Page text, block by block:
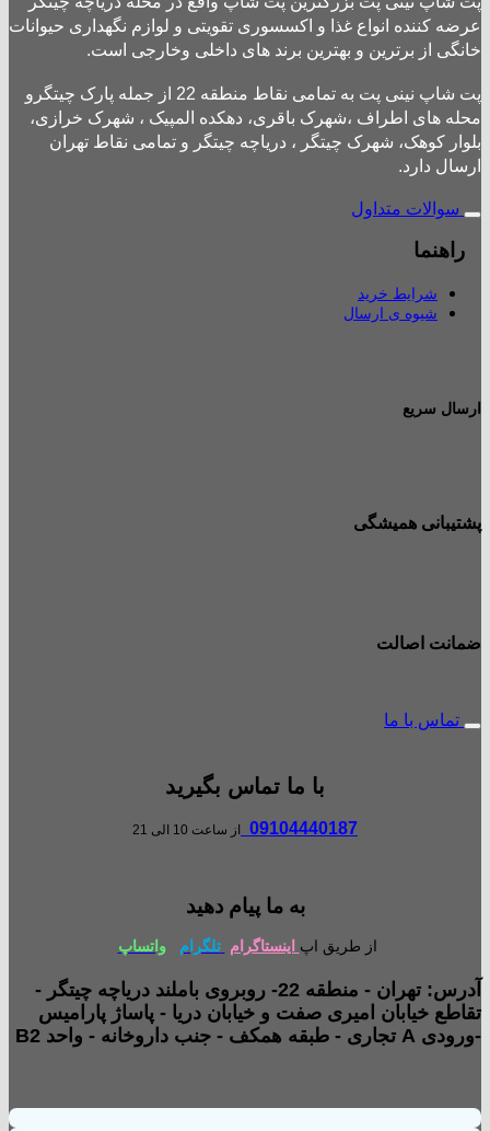
عرضه کننده انواع غذا و اکسسوری تقویتی و لوازم نگهداری حیوانات
خانگی از برترین و بهترین برند های داخلی وخارجی است.
پت شاپ نینی پت به تمامی نقاط منطقه 22 از جمله پارک چیتگرو
محله های اطراف ،شهرک باقری، دهکده المپیک ، شهرک خرازی،
بلوار کوهک، شهرک چیتگر ، دریاچه چیتگر و تمامی نقاط تهران
ارسال دارد.
سوالات متداول
راهنما
شرایط خرید
شیوه ی ارسال
ارسال سریع
پشتیبانی همیشگی
ضمانت اصالت
تماس با ما
با ما تماس بگیرید
09104440187 از ساعت 10 الی 21
به ما پیام دهید
از طریق اپ اینستاگرام تلگرام واتساپ
آدرس: تهران - منطقه 22- روبروی باملند دریاچه چیتگر -
تقاطع خیابان امیری صفت و خیابان دریا - پاساژ پارامیس
-ورودی A تجاری - طبقه همکف - جنب داروخانه - واحد B2